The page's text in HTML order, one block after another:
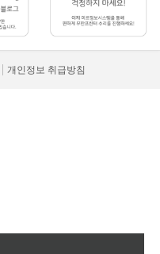
개인정보 취급방침